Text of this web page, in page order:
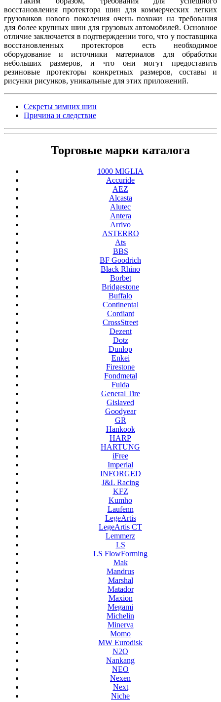
восстановления протектора шин для коммерческих легких
грузовиков нового поколения очень похожи на требования
для более крупных шин для грузовых автомобилей. Основное
отличие заключается в подтверждении того, что у поставщика
восстановленных протекторов есть необходимое
оборудование и источники материалов для обработки
небольших размеров, и что они могут предоставить
резиновые протекторы конкретных размеров, составы и
рисунки рисунков, уникальные для этих приложений.
Секреты зимних шин
Причина и следствие
Торговые марки каталога
1000 MIGLIA
Accuride
AEZ
Alcasta
Alutec
Antera
Arrivo
ASTERRO
Ats
BBS
BF Goodrich
Black Rhino
Borbet
Bridgestone
Buffalo
Continental
Cordiant
CrossStreet
Dezent
Dotz
Dunlop
Enkei
Firestone
Fondmetal
Fulda
General Tire
Gislaved
Goodyear
GR
Hankook
HARP
HARTUNG
iFree
Imperial
INFORGED
J&L Racing
KFZ
Kumho
Laufenn
LegeArtis
LegeArtis CT
Lemmerz
LS
LS FlowForming
Mak
Mandrus
Marshal
Matador
Maxion
Megami
Michelin
Minerva
Momo
MW Eurodisk
N2O
Nankang
NEO
Nexen
Next
Niche